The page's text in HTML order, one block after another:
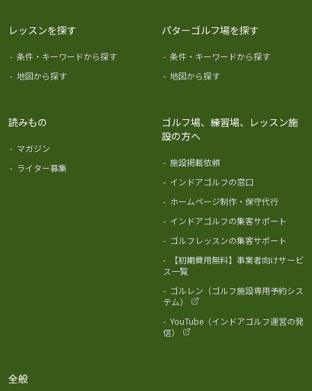
レッスンを探す
- 条件・キーワードから探す
- 地図から探す
パターゴルフ場を探す
- 条件・キーワードから探す
- 地図から探す
読みもの
- マガジン
- ライター募集
ゴルフ場、練習場、レッスン施
設の方へ
- 施設掲載依頼
- インドアゴルフの窓口
- ホームページ制作・保守代行
- インドアゴルフの集客サポート
- ゴルフレッスンの集客サポート
-
【初期費用無料】事業者向けサービ
ス一覧
- ゴルレン（ゴルフ施設専用予約シス
テム）
- YouTube（インドアゴルフ運営の発
信）
全般